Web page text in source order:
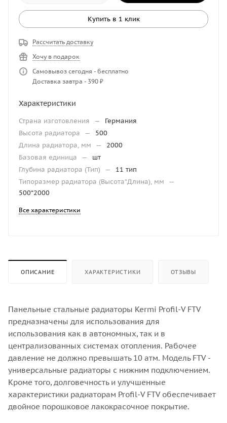
Купить в 1 клик
Рассчитать доставку
Хочу в подарок
Самовывоз сегодня - бесплатно
Доставка завтра - 390 ₽
Характеристики
Страна изготовления —
Германия
Высота радиатора
—
500
Длина радиатора, мм
—
2000
Базовая единица
—
шт
Глубина радиатора (Тип)
—
11 тип
Типоразмер радиатора (Высота*Длина), мм
—
500*2000
Все характеристики
ОПИСАНИЕ ХАРАКТЕРИСТИКИ ОТЗЫВЫ
Панельные стальные радиаторы Kermi Profil-V FTV
предназначены для использования для
использования как в автономных, так и в
централизованных системах отопления. Рабочее
давление не должно превышать 10 атм. Модель FTV -
универсальные радиаторы с нижним подключением.
Кроме того, долговечность и улучшенные
характеристики радиаторам Profil-V FTV обеспечивает
двойное порошковое лакокрасочное покрытие.